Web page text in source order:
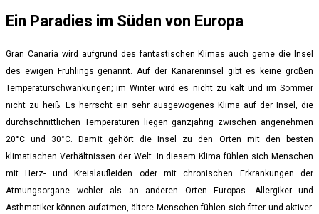
Ein Paradies im Süden von Europa
Gran Canaria wird aufgrund des fantastischen Klimas auch gerne die Insel
des ewigen Frühlings genannt. Auf der Kanareninsel gibt es keine großen
Temperaturschwankungen; im Winter wird es nicht zu kalt und im Sommer
nicht zu heiß. Es herrscht ein sehr ausgewogenes Klima auf der Insel, die
durchschnittlichen Temperaturen liegen ganzjährig zwischen angenehmen
20°C und 30°C. Damit gehört die Insel zu den Orten mit den besten
klimatischen Verhältnissen der Welt. In diesem Klima fühlen sich Menschen
mit Herz- und Kreislaufleiden oder mit chronischen Erkrankungen der
Atmungsorgane wohler als an anderen Orten Europas. Allergiker und
Asthmatiker können aufatmen, ältere Menschen fühlen sich fitter und aktiver.